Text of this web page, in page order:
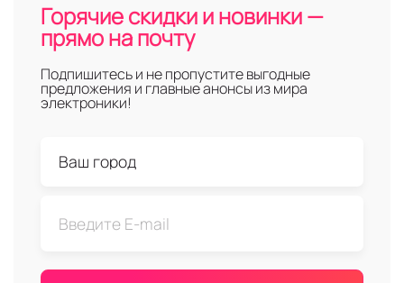
Горячие скидки и новинки —
прямо на почту
Подпишитесь и не пропустите выгодные
предложения и главные анонсы из мира
электроники!